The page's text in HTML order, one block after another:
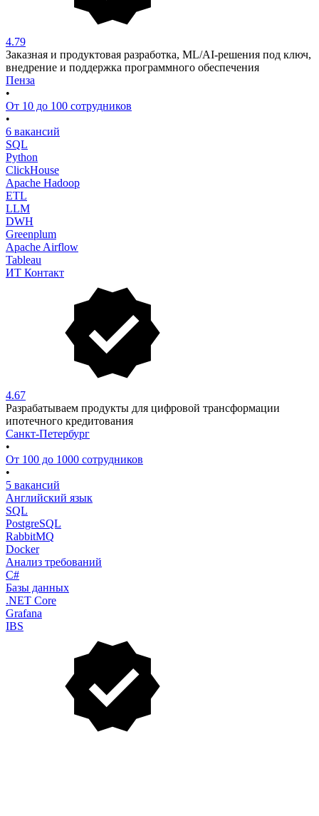
4.79
Заказная и продуктовая разработка, ML/AI-решения под ключ,
внедрение и поддержка программного обеспечения
Пенза
•
От 10 до 100 сотрудников
•
6 вакансий
SQL
Python
ClickHouse
Apache Hadoop
ETL
LLM
DWH
Greenplum
Apache Airflow
Tableau
ИТ Контакт
4.67
Разрабатываем продукты для цифровой трансформации
ипотечного кредитования
Санкт-Петербург
•
От 100 до 1000 сотрудников
•
5 вакансий
Английский язык
SQL
PostgreSQL
RabbitMQ
Docker
Анализ требований
C#
Базы данных
.NET Core
Grafana
IBS